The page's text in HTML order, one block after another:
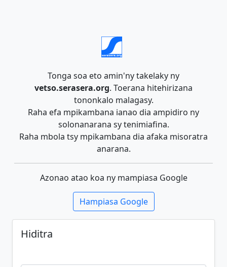
Tonga soa eto amin'ny takelaky ny
vetso.serasera.org. Toerana hitehirizana
tononkalo malagasy.
Raha efa mpikambana ianao dia ampidiro ny
solonanarana sy tenimiafina.
Raha mbola tsy mpikambana dia afaka misoratra
anarana.
Azonao atao koa ny mampiasa Google
Hampiasa Google
Hiditra